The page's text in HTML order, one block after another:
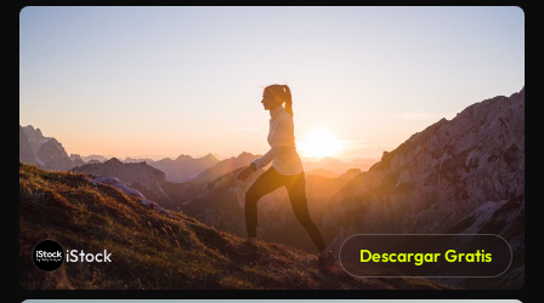
iStock Descargar Gratis